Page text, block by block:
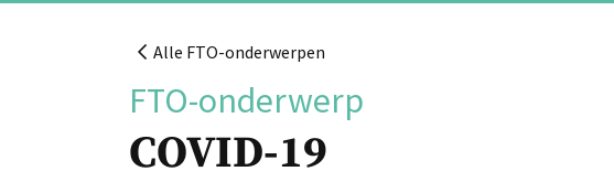
Alle FTO-onderwerpen
FTO-onderwerp
COVID-19